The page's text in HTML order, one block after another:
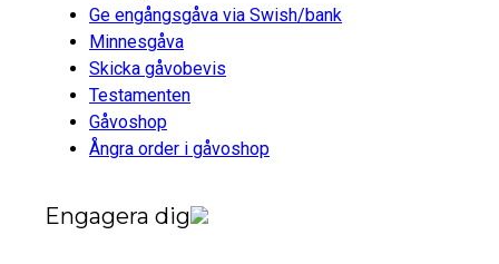
Ge engångsgåva via Swish/bank
Minnesgåva
Skicka gåvobevis
Testamenten
Gåvoshop
Ångra order i gåvoshop
Engagera dig